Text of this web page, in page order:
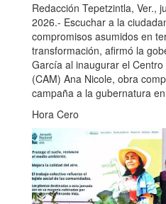
Redacción Tepetzintla, Ver.,
2026.- Escuchar a la
compromisos asumidos en
transformación, afirmó la
García al inaugurar el
(CAM) Ana Nicole, obra
campaña a la gubernatura
Hora Cero